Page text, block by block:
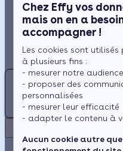
Chez Effy vos
mais on en a
accompagner !
Les cookies sont
à plusieurs fins :
- mesurer notre audience
- proposer des
personnalisées
- mesurer leur efficacité
- adapter le contenu à
Aucun cookie autre
Rénovation globale
Aides et Primes
Actualités
Espace Client
ECO.ENRGIE
MV
MS
encore
d'avis
Paris